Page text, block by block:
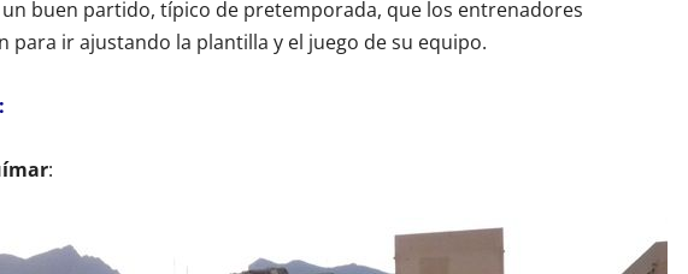
un buen partido, típico de pretemporada, que los entrenadores
para ir ajustando la plantilla y el juego de su equipo.
: